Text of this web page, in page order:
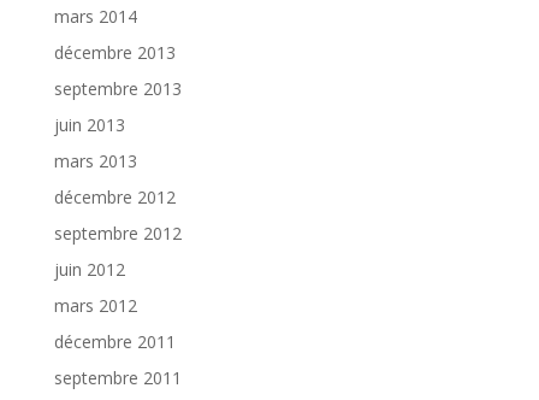
mars 2014
décembre 2013
septembre 2013
juin 2013
mars 2013
décembre 2012
septembre 2012
juin 2012
mars 2012
décembre 2011
septembre 2011